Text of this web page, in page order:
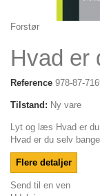
Forstør
Hvad er
Reference 978-87-
Tilstand: Ny vare
Lyt og læs Hvad er
Hvad er du selv
Flere detaljer
Send til en ven